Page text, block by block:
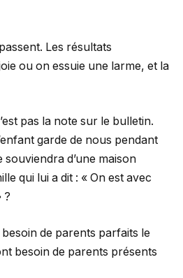
Les résultats
ou on essuie une larme, et la
pas la note sur le bulletin.
garde de nous pendant
souviendra d’une maison
qui lui a dit : « On est avec
?
de parents parfaits le
besoin de parents présents